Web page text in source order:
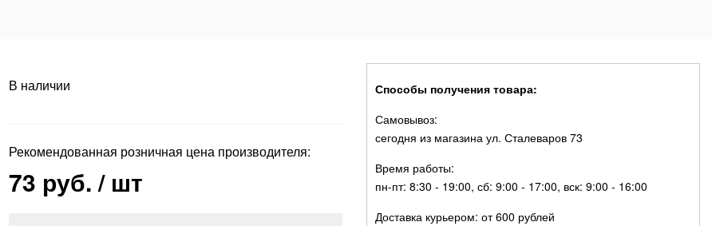
В наличии
Рекомендованная розничная цена производителя:
73 руб./ шт
Способы получения товара:
Самовывоз:
сегодня из магазина ул. Сталеваров 73
Время работы:
пн-пт: 8:30 - 19:00, сб: 9:00 - 17:00, вск: 9:00 - 16:00
Доставка курьером: от 600 рублей